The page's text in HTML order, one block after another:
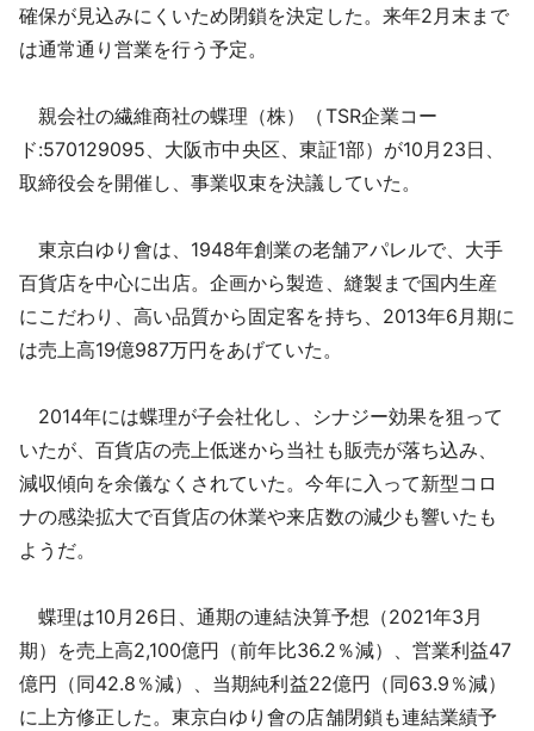
English
確保が見込みにくいため閉鎖を決定した。来年2月末まで
は通常通り営業を行う予定。
親会社の繊維商社の蝶理（株）（TSR企業コー
ド:570129095、大阪市中央区、東証1部）が10月23日、
取締役会を開催し、事業収束を決議していた。
東京白ゆり會は、1948年創業の老舗アパレルで、大手
百貨店を中心に出店。企画から製造、縫製まで国内生産
にこだわり、高い品質から固定客を持ち、2013年6月期に
は売上高19億987万円をあげていた。
2014年には蝶理が子会社化し、シナジー効果を狙って
いたが、百貨店の売上低迷から当社も販売が落ち込み、
減収傾向を余儀なくされていた。今年に入って新型コロ
ナの感染拡大で百貨店の休業や来店数の減少も響いたも
ようだ。
蝶理は10月26日、通期の連結決算予想（2021年3月
期）を売上高2,100億円（前年比36.2％減）、営業利益47
億円（同42.8％減）、当期純利益22億円（同63.9％減）
に上方修正した。東京白ゆり會の店舗閉鎖も連結業績予